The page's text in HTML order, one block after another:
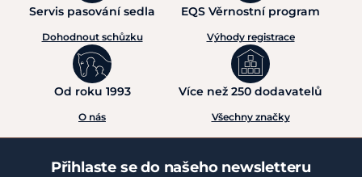
Servis pasování sedla
Dohodnout schůzku
EQS Věrnostní program
Výhody registrace
Od roku 1993
O nás
Více než 250 dodavatelů
Všechny značky
Přihlaste se do našeho newsletteru